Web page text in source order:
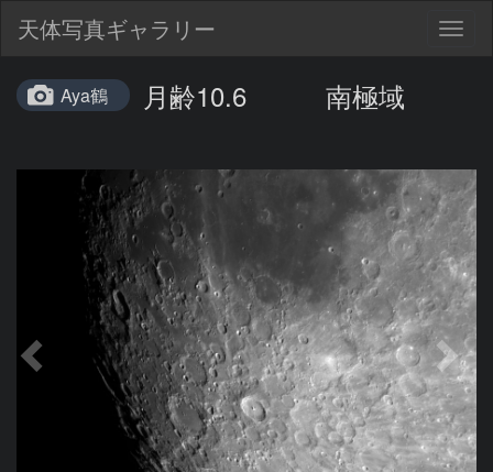
天体写真ギャラリー
Aya鶴 月齢10.6 南極域